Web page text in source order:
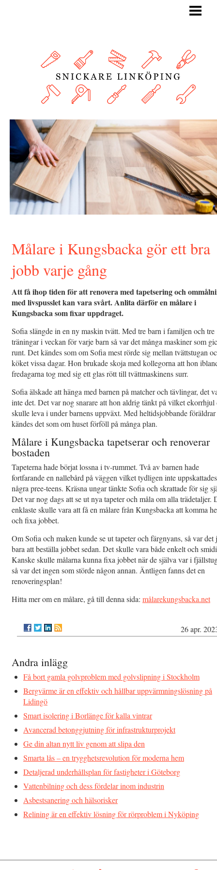
Målare i Kungsbacka gör ett bra
jobb varje gång
Att få ihop tiden för att renovera med tapetsering och
med livspusslet kan vara svårt. Anlita därför en målare i
Kungsbacka som fixar uppdraget.
Sofia slängde in en ny maskin tvätt. Med tre barn i familjen och tre
träningar i veckan för varje barn så var det många maskiner som
runt. Det kändes som om Sofia mest rörde sig mellan tvättstugan
köket vissa dagar. Hon brukade skoja med kollegorna att hon
fredagarna tog med sig ett glas rött till tvättmaskinens surr.
Sofia älskade att hänga med barnen på matcher och tävlingar, det
inte det. Det var nog snarare att hon aldrig tänkt på vilket ekorrhjul
skulle leva i under barnens uppväxt. Med heltidsjobbande föräldrar
kändes det som om huset förföll på många plan.
Målare i Kungsbacka tapetserar och renoverar
bostaden
Tapeterna hade börjat lossna i tv-rummet. Två av barnen hade
fortfarande en nallebård på väggen vilket tydligen inte
några pree-teens. Kräsna ungar tänkte Sofia och skrattade för sig
Det var nog dags att se ut nya tapeter och måla om alla trädetaljer.
enklaste skulle vara att få en målare från Kungsbacka att komma
och fixa jobbet.
Om Sofia och maken kunde se ut tapeter och färgnyans, så var det
bara att beställa jobbet sedan. Det skulle vara både enkelt och
Kanske skulle målarna kunna fixa jobbet när de själva var i
så var det ingen som störde någon annan. Äntligen fanns det en
renoveringsplan!
Hitta mer om en målare, gå till denna sida: målarekungsbacka.net
26 apr.
Andra inlägg
Få bort gamla golvproblem med golvslipning i Stockholm
Bergvärme är en effektiv och hållbar uppvärmningslösning på
Lidingö
Smart isolering i Borlänge för kalla vintrar
Avancerad betonggjutning för infrastrukturprojekt
Ge din altan nytt liv genom att slipa den
Smarta lås – en trygghetsrevolution för moderna hem
Detaljerad underhållsplan för fastigheter i Göteborg
Vattenbilning och dess fördelar inom industrin
Asbestsanering och hälsorisker
Relining är en effektiv lösning för rörproblem i Nyköping